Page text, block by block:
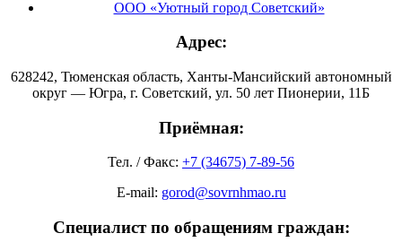
ООО «Уютный город Советский»
Адрес:
628242, Тюменская область, Ханты-Мансийский автономный
округ — Югра, г. Советский, ул. 50 лет Пионерии, 11Б
Приёмная:
Тел. / Факс: +7 (34675) 7-89-56
E-mail: gorod@sovrnhmao.ru
Специалист по обращениям граждан: